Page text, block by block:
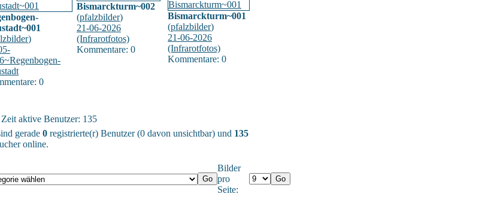
)
0
Bismarckturm~002
(pfalzbilder)
21-06-2026
(Infrarotfotos)
Kommentare: 0
Bismarckturm~001
(pfalzbilder)
21-06-2026
(Infrarotfotos)
Kommentare: 0
aktive Benutzer: 135
gerade 0 registrierte(r) Benutzer (0 davon unsichtbar) und 135
online.
Bilder
pro
Seite: